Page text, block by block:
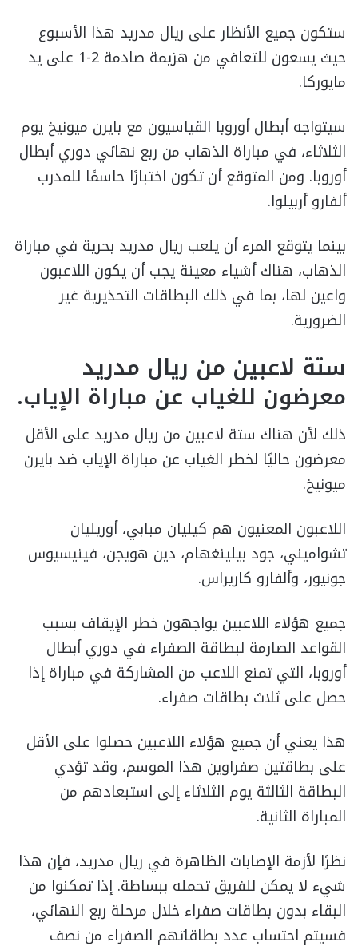
ستكون جميع الأنظار على ريال مدريد هذا الأسبوع
حيث يسعون للتعافي من هزيمة صادمة 2-1 على يد
مايوركا.
سيتواجه أبطال أوروبا القياسيون مع بايرن ميونيخ يوم
الثلاثاء، في مباراة الذهاب من ربع نهائي دوري أبطال
أوروبا. ومن المتوقع أن تكون اختبارًا حاسمًا للمدرب
ألفارو أربيلوا.
بينما يتوقع المرء أن يلعب ريال مدريد بحرية في مباراة
الذهاب، هناك أشياء معينة يجب أن يكون اللاعبون
واعين لها، بما في ذلك البطاقات التحذيرية غير
الضرورية.
ستة لاعبين من ريال مدريد
معرضون للغياب عن مباراة الإياب.
ذلك لأن هناك ستة لاعبين من ريال مدريد على الأقل
معرضون حاليًا لخطر الغياب عن مباراة الإياب ضد بايرن
ميونيخ.
اللاعبون المعنيون هم كيليان مبابي، أوريليان
تشواميني، جود بيلينغهام، دين هويجن، فينيسيوس
جونيور، وألفارو كاريراس.
جميع هؤلاء اللاعبين يواجهون خطر الإيقاف بسبب
القواعد الصارمة لبطاقة الصفراء في دوري أبطال
أوروبا، التي تمنع اللاعب من المشاركة في مباراة إذا
حصل على ثلاث بطاقات صفراء.
هذا يعني أن جميع هؤلاء اللاعبين حصلوا على الأقل
على بطاقتين صفراوين هذا الموسم، وقد تؤدي
البطاقة الثالثة يوم الثلاثاء إلى استبعادهم من
المباراة الثانية.
نظرًا لأزمة الإصابات الظاهرة في ريال مدريد، فإن هذا
شيء لا يمكن للفريق تحمله ببساطة. إذا تمكنوا من
البقاء بدون بطاقات صفراء خلال مرحلة ربع النهائي،
فسيتم احتساب عدد بطاقاتهم الصفراء من نصف